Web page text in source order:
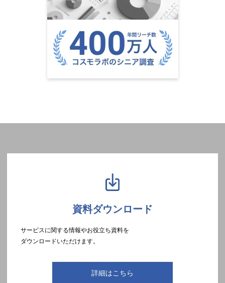
資料ダウンロード
サービスに関する情報やお役立ち資料を
ダウンロードいただけます。
詳細はこちら